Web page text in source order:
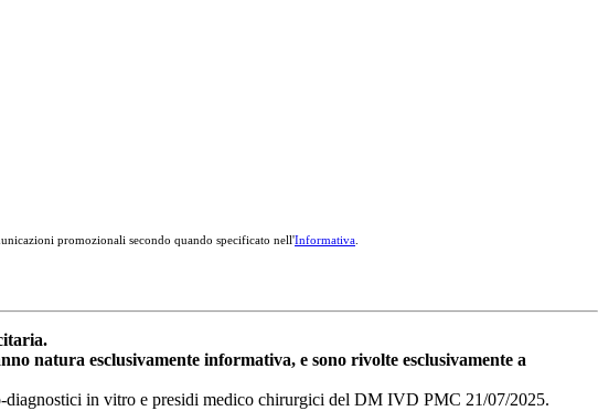
promozionali secondo quando specificato nell'Informativa
natura esclusivamente informativa, e sono rivolte esclusivamente a
in vitro e presidi medico chirurgici del DM IVD PMC 21/07/2025.